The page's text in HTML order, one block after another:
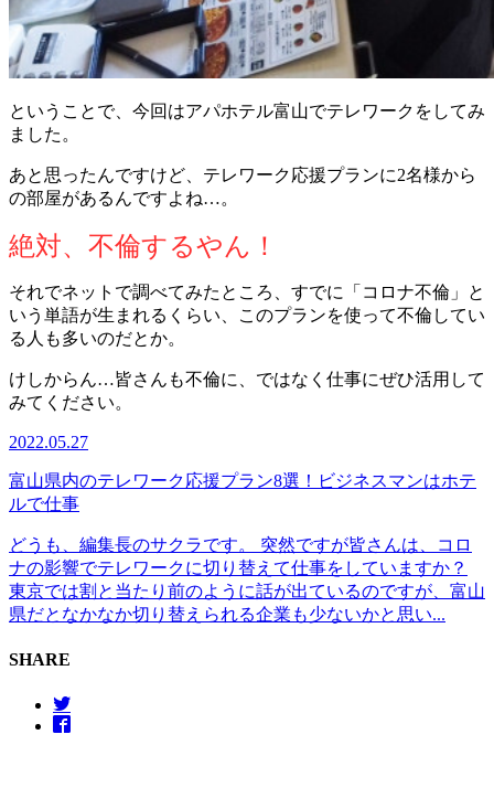
ということで、今回はアパホテル富山でテレワークをしてみ
ました。
あと思ったんですけど、テレワーク応援プランに2名様から
の部屋があるんですよね…。
絶対、不倫するやん！
それでネットで調べてみたところ、すでに「コロナ不倫」と
いう単語が生まれるくらい、このプランを使って不倫してい
る人も多いのだとか。
けしからん…皆さんも不倫に、ではなく仕事にぜひ活用して
みてください。
2022.05.27
富山県内のテレワーク応援プラン8選！ビジネスマンはホテ
ルで仕事
どうも、編集長のサクラです。 突然ですが皆さんは、コロ
ナの影響でテレワークに切り替えて仕事をしていますか？
東京では割と当たり前のように話が出ているのですが、富山
県だとなかなか切り替えられる企業も少ないかと思い...
SHARE